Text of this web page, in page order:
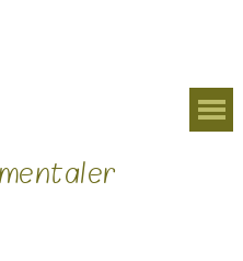
inhoud gaan